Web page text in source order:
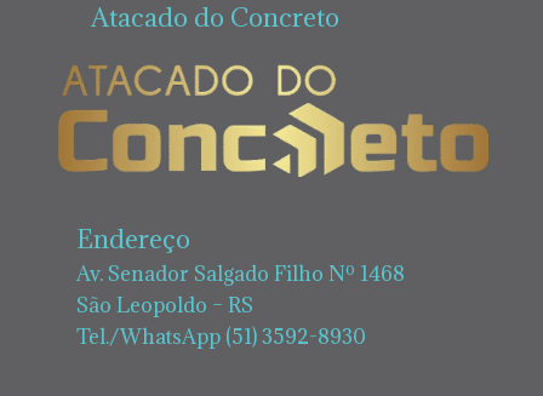
Atacado do Concreto
Endereço
Av. Senador Salgado Filho Nº 1468
São Leopoldo – RS
Tel./WhatsApp (51) 3592-8930